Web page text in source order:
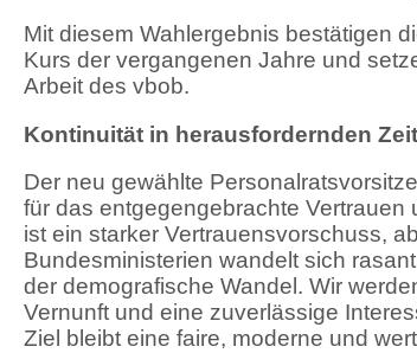
Mit diesem Wahlergebnis bestätigen
Kurs der vergangenen Jahre und
Arbeit des vbob.
Kontinuität in herausfordernden
Der neu gewählte
für das entgegengebrachte Vertrauen
ist ein starker Vertrauensvorschuss,
Bundesministerien wandelt sich
der demografische Wandel. Wir
Vernunft und eine zuverlässige
Ziel bleibt eine faire, moderne und